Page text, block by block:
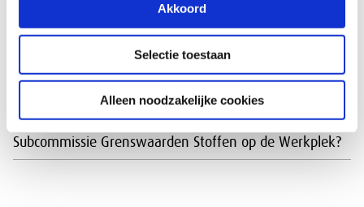
Akkoord
Selectie toestaan
Alleen noodzakelijke cookies
HetSER Arboplatformis het centrale punt van sociale
Werkgevers, werknemers en arbodeskundigen kunnen
er terecht voor al hun arbovraagstukken.
Wil je meer weten over de wettelijke taak van de SER
Subcommissie Grenswaarden Stoffen op de Werkplek?